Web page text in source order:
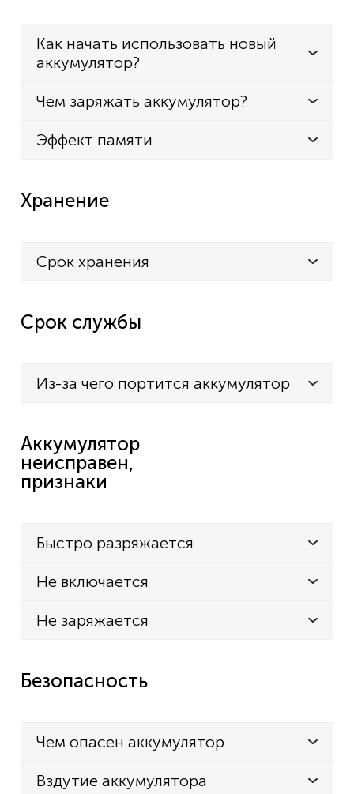
Как начать использовать новый
аккумулятор?
Чем заряжать аккумулятор?
Эффект памяти
Хранение
Срок хранения
Срок службы
Из-за чего портится аккумулятор
Аккумулятор
неисправен,
признаки
Быстро разряжается
Не включается
Не заряжается
Безопасность
Чем опасен аккумулятор
Вздутие аккумулятора